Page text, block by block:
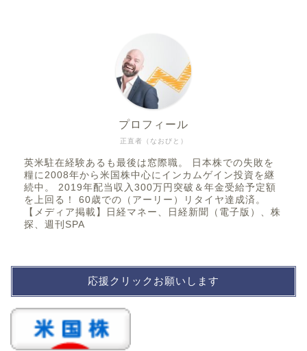
正直者（なおびと）
プロフィール
英米駐在経験あるも最後は窓際職。 日本株での失敗を
糧に2008年から米国株中心にインカムゲイン投資を継
続中。 2019年配当収入300万円突破＆年金受給予定額
を上回る！ 60歳での（アーリー）リタイヤ達成済。
【メディア掲載】日経マネー、日経新聞（電子版）、株
探、週刊SPA
応援クリックお願いします